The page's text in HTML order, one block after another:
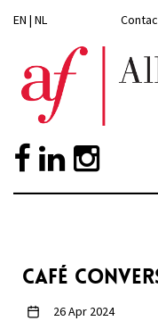
EN | NL
CAFÉ
26 Apr 2024